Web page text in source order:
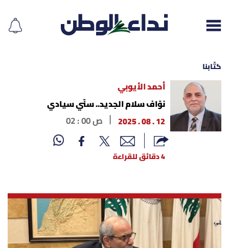
إقرأ الجريدة
لبنان
محليات
أسرار
كتّابنا
أحمد الأيوبي
نوّاف سلام الجديد.. سنّي سيادي
12 . 08 . 2025
02 : 00 ص
4 دقائق للقراءة